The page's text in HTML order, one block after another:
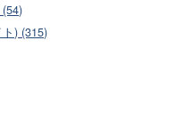
) (315)